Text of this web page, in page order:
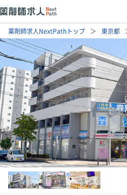
薬剤師求人NextPathトップ 東京都